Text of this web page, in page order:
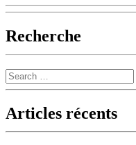
Recherche
Search
Articles récents